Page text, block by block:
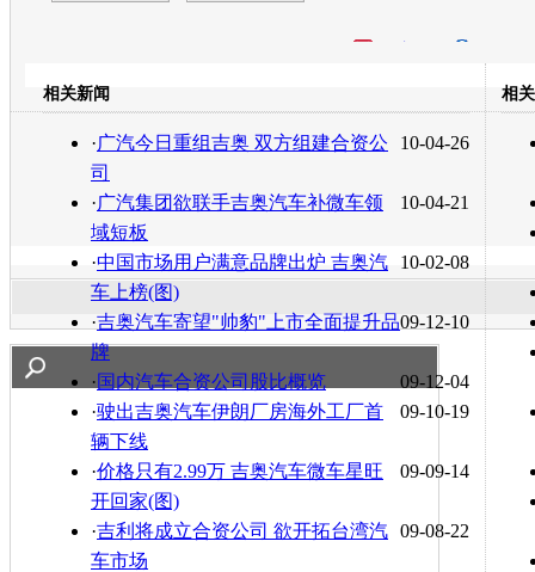
转发至：
相关新闻
10-04-26
·广汽今日重组吉奥 双方组建合资公
司
10-04-21
·广汽集团欲联手吉奥汽车补微车领
域短板
10-02-08
·中国市场用户满意品牌出炉 吉奥汽
车上榜(图)
09-12-10
·吉奥汽车寄望"帅豹"上市全面提升品
牌
09-12-04
·国内汽车合资公司股比概览
09-10-19
·驶出吉奥汽车伊朗厂房海外工厂首
辆下线
09-09-14
·价格只有2.99万 吉奥汽车微车星旺
开回家(图)
09-08-22
·吉利将成立合资公司 欲开拓台湾汽
车市场
相